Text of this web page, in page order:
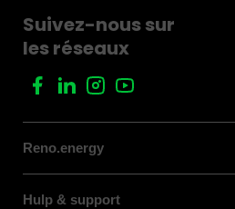
Suivez-nous sur
les réseaux
Reno.energy
Hulp & support